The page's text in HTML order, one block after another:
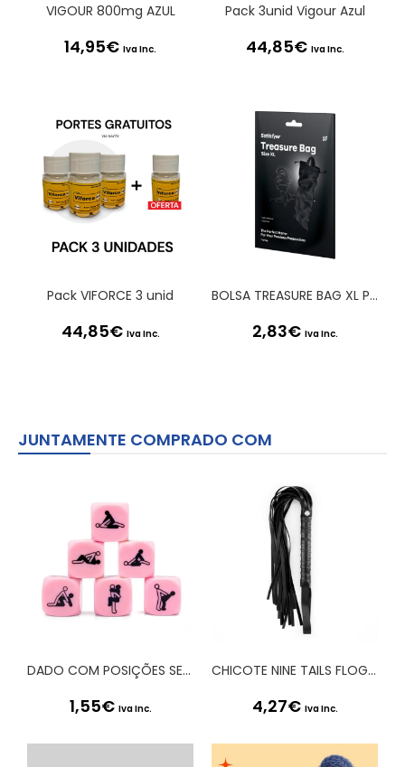
VIGOUR 800mg AZUL
14,95€ Iva Inc.
Pack 3unid Vigour Azul
44,85€ Iva Inc.
Pack VIFORCE 3 unid
44,85€ Iva Inc.
BOLSA TREASURE BAG XL PRETA SATISFYER
2,83€ Iva Inc.
JUNTAMENTE COMPRADO COM
DADO COM POSIÇÕES SEXUAIS 20 MM SECRET PLAY
1,55€ Iva Inc.
CHICOTE NINE TAILS FLOGGY CRUSHIOUS
4,27€ Iva Inc.